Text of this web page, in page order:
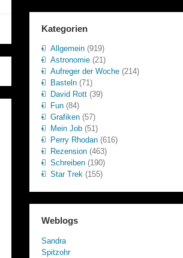
Kategorien
Allgemein(919)
Astronomie(21)
Aufreger der Woche(214)
Basteln(71)
David Rott(39)
Fun(84)
Grafiken(57)
Mein Job(51)
Perry Rhodan(616)
Rezension(463)
Schreiben(190)
Star Trek(155)
Weblogs
Sandra
Spitzohr